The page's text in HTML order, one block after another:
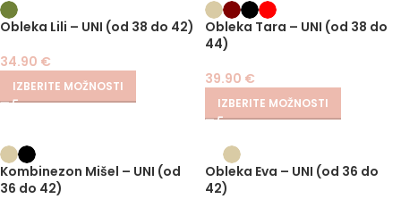
Obleka Lili – UNI (od 38 do 42)
34.90 €
IZBERITE MOŽNOSTI
Obleka Tara – UNI (od 38 do
44)
39.90 €
IZBERITE MOŽNOSTI
Kombinezon Mišel – UNI (od
36 do 42)
Obleka Eva – UNI (od 36 do
42)